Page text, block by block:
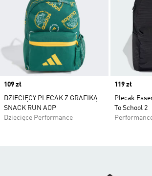
Price
109 zł
DZIECIĘCY PLECAK Z GRAFIKĄ
SNACK RUN AOP
Dziecięce Performance
Price
119 zł
Plecak
To School 2